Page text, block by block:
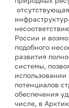
России и
подобного
развития
системы,
использовании
потенциалов
обеспечения
числе, в